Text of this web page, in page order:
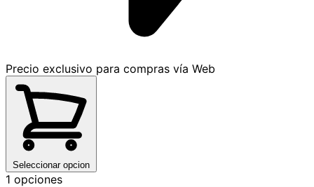
Precio exclusivo para compras vía Web
Seleccionar opcion
1 opciones